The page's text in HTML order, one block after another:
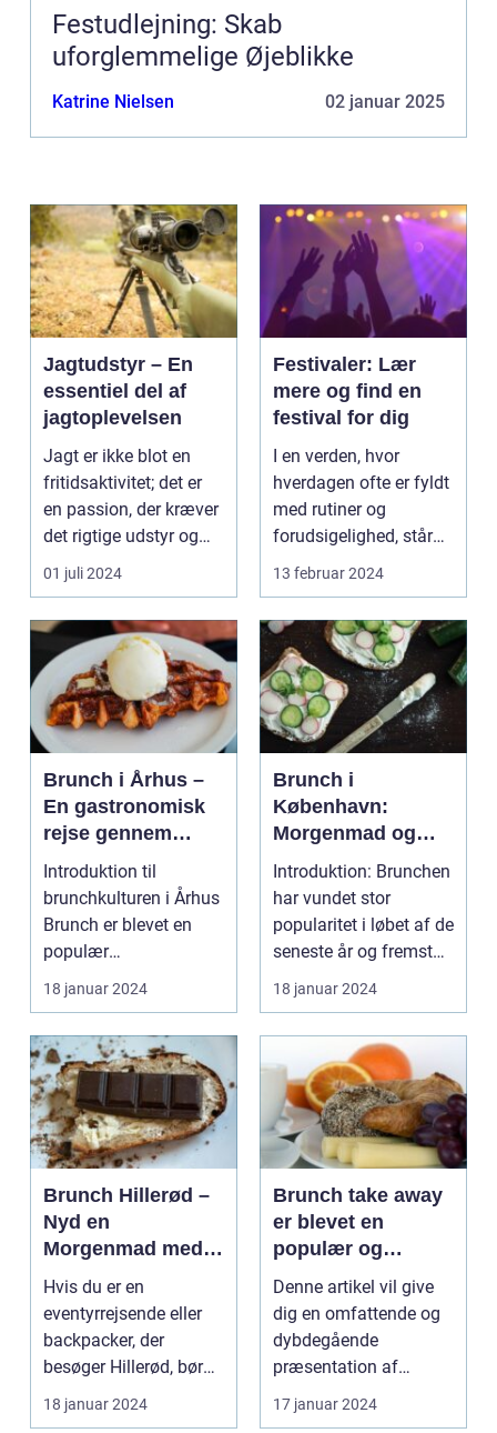
Festudlejning: Skab
uforglemmelige Øjeblikke
Katrine Nielsen 02 januar 2025
Jagtudstyr – En
essentiel del af
jagtoplevelsen
Jagt er ikke blot en
fritidsaktivitet; det er
en passion, der kræver
det rigtige udstyr og
for...
01 juli 2024
Festivaler: Lær
mere og find en
festival for dig
I en verden, hvor
hverdagen ofte er fyldt
med rutiner og
forudsigelighed, står
festivaler som farver...
13 februar 2024
Brunch i Århus –
En gastronomisk
rejse gennem
byens bedste
morgenmadsspot
Introduktion til
brunchkulturen i Århus
Brunch er blevet en
populær
spiseoplevelse, der
kombinerer ...
18 januar 2024
Brunch i
København:
Morgenmad og
frokost i perfekt
harmoni
Introduktion: Brunchen
har vundet stor
popularitet i løbet af de
seneste år og fremstår
som en perfe...
18 januar 2024
Brunch Hillerød –
Nyd en
Morgenmad med
Et Twist
Hvis du er en
eventyrrejsende eller
backpacker, der
besøger Hillerød, bør
du ikke gå glip af
byens f...
18 januar 2024
Brunch take away
er blevet en
populær og
praktisk måde at
nyde en lækker
brunchoplevelse
på, uanset hvor
man befinder sig
Denne artikel vil give
dig en omfattende og
dybdegående
præsentation af
brunch take away og
de vigti...
17 januar 2024